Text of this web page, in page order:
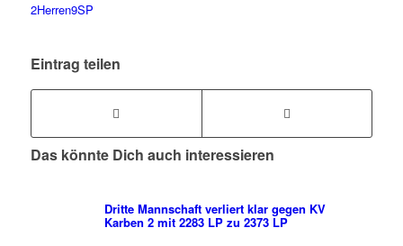
2Herren9SP
Eintrag teilen
Das könnte Dich auch interessieren
Dritte Mannschaft verliert klar gegen KV
Karben 2 mit 2283 LP zu 2373 LP